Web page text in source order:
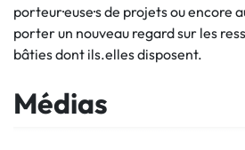
porteur·euse·s de projets ou encore
porter un nouveau regard sur les
bâties dont ils.elles disposent.
Médias